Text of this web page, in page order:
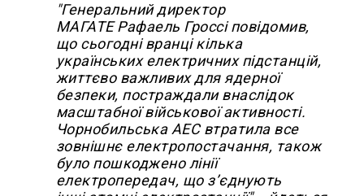
"Генеральний директор
МАГАТЕ Рафаель Гроссі повідомив,
що сьогодні вранці кілька
українських електричних підстанцій,
життєво важливих для ядерної
безпеки, постраждали внаслідок
масштабної військової активності.
Чорнобильська АЕС втратила все
зовнішнє електропостачання, також
було пошкоджено лінії
електропередач, що з’єднують